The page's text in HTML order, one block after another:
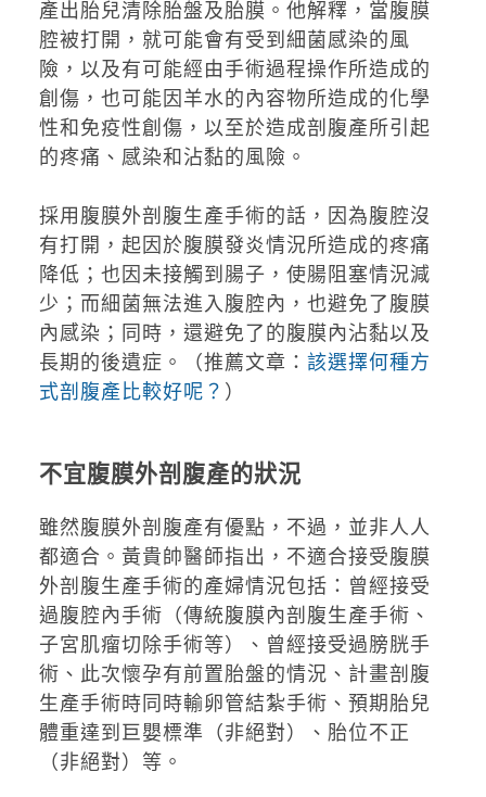
產出胎兒清除胎盤及胎膜。他解釋，當腹膜
腔被打開，就可能會有受到細菌感染的風
險，以及有可能經由手術過程操作所造成的
創傷，也可能因羊水的內容物所造成的化學
性和免疫性創傷，以至於造成剖腹產所引起
的疼痛、感染和沾黏的風險。
採用腹膜外剖腹生產手術的話，因為腹腔沒
有打開，起因於腹膜發炎情況所造成的疼痛
降低；也因未接觸到腸子，使腸阻塞情況減
少；而細菌無法進入腹腔內，也避免了腹膜
內感染；同時，還避免了的腹膜內沾黏以及
長期的後遺症。（推薦文章： 該選擇何種方
式剖腹產比較好呢？ ）
不宜腹膜外剖腹產的狀況
雖然腹膜外剖腹產有優點，不過，並非人人
都適合。黃貴帥醫師指出，不適合接受腹膜
外剖腹生產手術的產婦情況包括：曾經接受
過腹腔內手術（傳統腹膜內剖腹生產手術、
子宮肌瘤切除手術等）、曾經接受過膀胱手
術、此次懷孕有前置胎盤的情況、計畫剖腹
生產手術時同時輸卵管結紮手術、預期胎兒
體重達到巨嬰標準（非絕對）、胎位不正
（非絕對）等。